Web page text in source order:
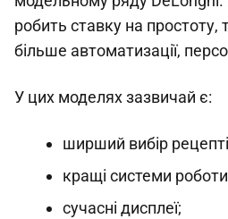
робить ставку на простоту,
більше автоматизації,
У цих моделях зазвичай є:
ширший вибір
кращі системи
сучасні дисплеї;